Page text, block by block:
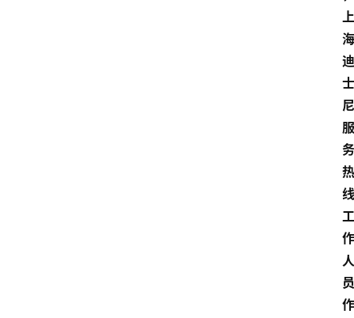
上
海
迪
士
尼
服
务
热
线
工
作
人
员
作